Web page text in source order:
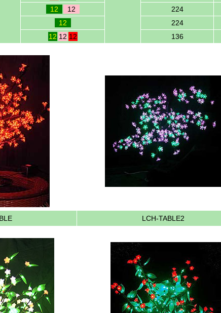
12 12 224
12 224
12 12 12 136
LCH-TABLE2